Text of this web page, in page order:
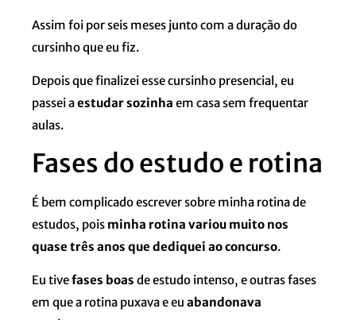
Assim foi por seis meses junto com a duração do
cursinho que eu fiz.
Depois que finalizei esse cursinho presencial, eu
passei aestudar sozinha em casa sem frequentar
aulas.
Fases do estudo e rotina
É bem complicado escrever sobre minha rotina de
estudos, pois minha rotina variou muito nos
quase três anos que dediquei ao concurso.
Eu tivefases boas de estudo intenso, e outras fases
em que a rotina puxava e eu abandonava